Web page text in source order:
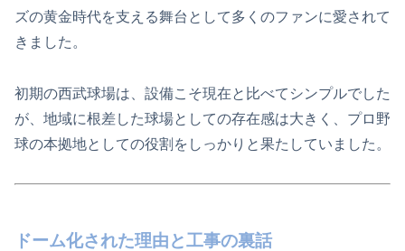
ズの黄金時代を支える舞台として多くのファンに愛されて
きました。
初期の西武球場は、設備こそ現在と比べてシンプルでした
が、地域に根差した球場としての存在感は大きく、プロ野
球の本拠地としての役割をしっかりと果たしていました。
ドーム化された理由と工事の裏話